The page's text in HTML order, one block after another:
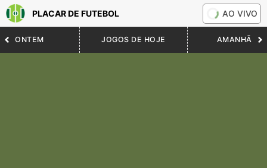
PLACAR DE FUTEBOL AO VIVO
ONTEM JOGOS DE HOJE AMANHÃ